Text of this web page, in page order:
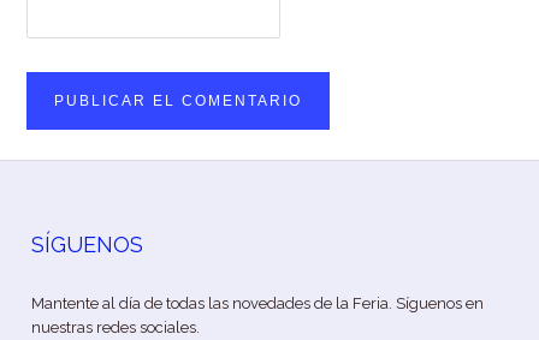
SÍGUENOS
Mantente al día de todas las novedades de la Feria. Síguenos en
nuestras redes sociales.